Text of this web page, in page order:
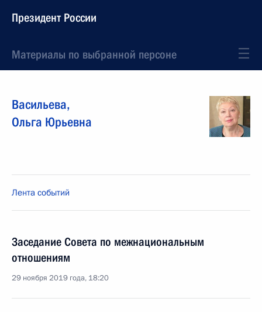
Президент России
Материалы по выбранной персоне
Васильева,
Ольга Юрьевна
Лента событий
Заседание Совета по межнациональным
отношениям
29 ноября 2019 года, 18:20